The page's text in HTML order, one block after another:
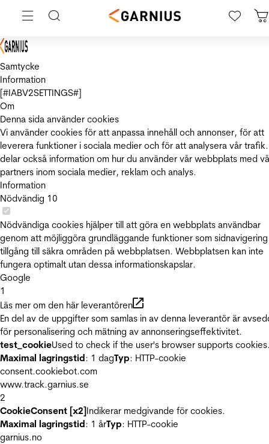
Samtycke
Information
[#IABV2SETTINGS#]
Om
Denna sida använder cookies
Vi använder cookies för att anpassa innehåll och annonser, för att
leverera funktioner i sociala medier och för att analysera vår
delar också information om hur du använder vår webbplats med
partners inom sociala medier, reklam och analys.
Information
Nödvändig 10
Nödvändiga cookies hjälper till att göra en webbplats användbar
genom att möjliggöra grundläggande funktioner som
tillgång till säkra områden på webbplatsen. Webbplatsen kan inte
fungera optimalt utan dessa informationskapslar.
Google
1
Läs mer om den här leverantören
En del av de uppgifter som samlas in av denna leverantör är
för personalisering och mätning av annonseringseffektivitet.
test_cookieUsed to check if the user's browser supports
Maximal lagringstid: 1 dagTyp: HTTP-cookie
consent.cookiebot.com
www.track.garnius.se
2
CookieConsent [x2]Indikerar medgivande för cookies.
Maximal lagringstid: 1 årTyp: HTTP-cookie
garnius.no